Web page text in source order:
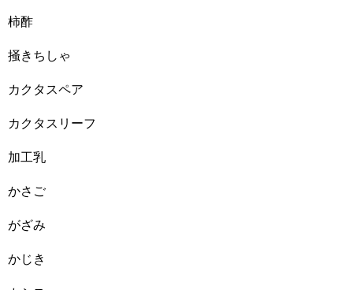
柿酢
掻きちしゃ
カクタスペア
カクタスリーフ
加工乳
かさご
がざみ
かじき